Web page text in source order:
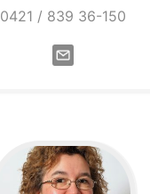
0421 / 839 36-150